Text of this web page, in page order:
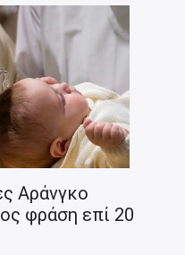
Αράνγκο
φράση επί 20